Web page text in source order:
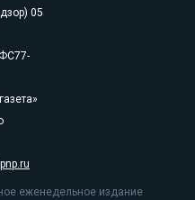
05
еженедельное издание